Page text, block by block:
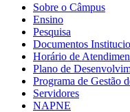
Sobre o Câmpus
Ensino
Pesquisa
Documentos
Horário de
Plano de
Programa de Gestão
Servidores
NAPNE